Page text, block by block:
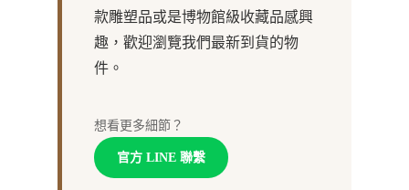
款雕塑品或是博物館級收藏品感興
趣，歡迎瀏覽我們最新到貨的物
件。
想看更多細節？
官方 LINE 聯繫